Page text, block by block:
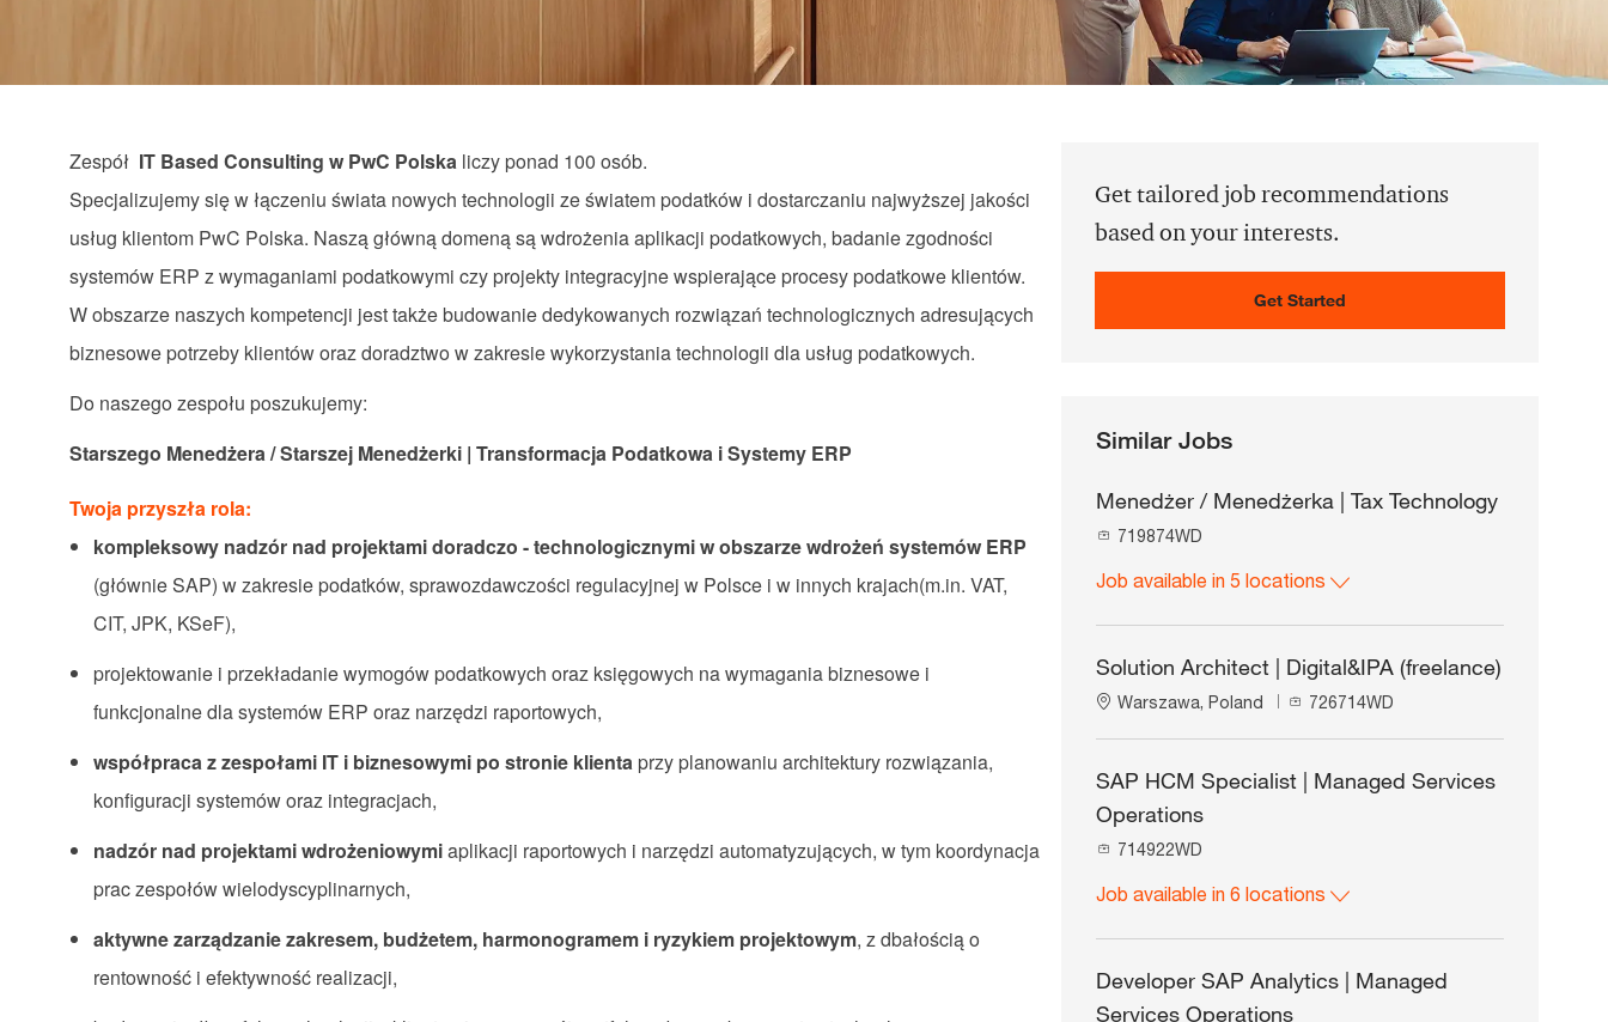
Zespół IT Based Consulting w PwC Polska liczy ponad 100 osób.
Specjalizujemy się w łączeniu świata nowych technologii ze światem podatków i dostarczaniu najwyższej jakości
usług klientom PwC Polska. Naszą główną domeną są wdrożenia aplikacji podatkowych, badanie zgodności
systemów ERP z wymaganiami podatkowymi czy projekty integracyjne wspierające procesy podatkowe klientów.
W obszarze naszych kompetencji jest także budowanie dedykowanych rozwiązań technologicznych adresujących
biznesowe potrzeby klientów oraz doradztwo w zakresie wykorzystania technologii dla usług podatkowych.
Do naszego zespołu poszukujemy:
Starszego Menedżera / Starszej Menedżerki | Transformacja Podatkowa i Systemy ERP
Twoja przyszła rola:
kompleksowy nadzór nad projektami doradczo - technologicznymi w obszarze wdrożeń systemów ERP
(głównie SAP) w zakresie podatków, sprawozdawczości regulacyjnej w Polsce i w innych krajach(m.in. VAT,
CIT, JPK, KSeF),
projektowanie i przekładanie wymogów podatkowych oraz księgowych na wymagania biznesowe i
funkcjonalne dla systemów ERP oraz narzędzi raportowych,
współpraca z zespołami IT i biznesowymi po stronie klienta przy planowaniu architektury rozwiązania,
konfiguracji systemów oraz integracjach,
nadzór nad projektami wdrożeniowymiaplikacji raportowych i narzędzi automatyzujących, w tym koordynacja
prac zespołów wielodyscyplinarnych,
aktywne zarządzanie zakresem, budżetem, harmonogramem i ryzykiem projektowym, z dbałością o
rentowność i efektywność realizacji,
Get tailored job recommendations
based on your interests.
Get Started
Similar Jobs
Menedżer / Menedżerka | Tax Technology
J
b
d
719874WD
Job available in 5 locations
Solution Architect | Digital&IPA (freelance)
L
a
i
o
Warszawa, Poland
J
726714WD
SAP HCM Specialist | Managed Services
Operations
J
b
d
714922WD
Job available in 6 locations
Developer SAP Analytics | Managed
Services Operations